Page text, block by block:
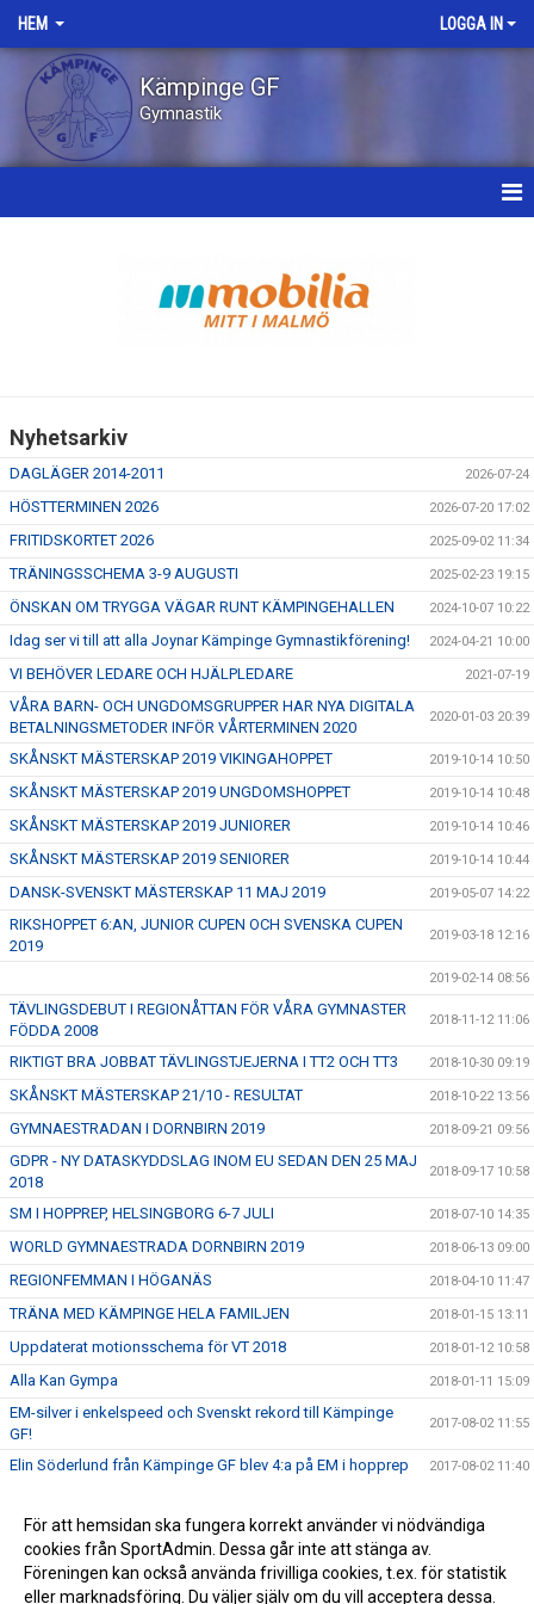
HEM LOGGA IN
Kämpinge GF
Gymnastik
KONTAKT
BILDGALLERI
KALENDER
AVGIFTER
DOKUMENT
ANMÄLAN
KÄMPINGESHOPPEN
Nyhetsarkiv
DAGLÄGER 2014-2011 2026-07-24
HÖSTTERMINEN 2026 2026-07-20 17:02
FRITIDSKORTET 2026 2025-09-02 11:34
TRÄNINGSSCHEMA 3-9 AUGUSTI 2025-02-23 19:15
ÖNSKAN OM TRYGGA VÄGAR RUNT KÄMPINGEHALLEN 2024-10-07 10:22
Idag ser vi till att alla Joynar Kämpinge Gymnastikförening! 2024-04-21 10:00
VI BEHÖVER LEDARE OCH HJÄLPLEDARE 2021-07-19
VÅRA BARN- OCH UNGDOMSGRUPPER HAR NYA DIGITALA
BETALNINGSMETODER INFÖR VÅRTERMINEN 2020
2020-01-03 20:39
SKÅNSKT MÄSTERSKAP 2019 VIKINGAHOPPET 2019-10-14 10:50
SKÅNSKT MÄSTERSKAP 2019 UNGDOMSHOPPET 2019-10-14 10:48
SKÅNSKT MÄSTERSKAP 2019 JUNIORER 2019-10-14 10:46
SKÅNSKT MÄSTERSKAP 2019 SENIORER 2019-10-14 10:44
DANSK-SVENSKT MÄSTERSKAP 11 MAJ 2019 2019-05-07 14:22
RIKSHOPPET 6:AN, JUNIOR CUPEN OCH SVENSKA CUPEN
2019
2019-03-18 12:16
2019-02-14 08:56
TÄVLINGSDEBUT I REGIONÅTTAN FÖR VÅRA GYMNASTER
FÖDDA 2008
2018-11-12 11:06
RIKTIGT BRA JOBBAT TÄVLINGSTJEJERNA I TT2 OCH TT3 2018-10-30 09:19
SKÅNSKT MÄSTERSKAP 21/10 - RESULTAT 2018-10-22 13:56
GYMNAESTRADAN I DORNBIRN 2019 2018-09-21 09:56
GDPR - NY DATASKYDDSLAG INOM EU SEDAN DEN 25 MAJ
2018
2018-09-17 10:58
SM I HOPPREP, HELSINGBORG 6-7 JULI 2018-07-10 14:35
WORLD GYMNAESTRADA DORNBIRN 2019 2018-06-13 09:00
REGIONFEMMAN I HÖGANÄS 2018-04-10 11:47
TRÄNA MED KÄMPINGE HELA FAMILJEN 2018-01-15 13:11
Uppdaterat motionsschema för VT 2018 2018-01-12 10:58
Alla Kan Gympa 2018-01-11 15:09
EM-silver i enkelspeed och Svenskt rekord till Kämpinge
GF!
2017-08-02 11:55
Elin Söderlund från Kämpinge GF blev 4:a på EM i hopprep 2017-08-02 11:40
TERMINSSTART HÖSTEN 2017 2017-07-23 11:02
KÄMPINGEKLÄDER, DRÄKTER OCH HOTPANTS 2015-10-07 10:54
För att hemsidan ska fungera korrekt använder vi nödvändiga
cookies från SportAdmin. Dessa går inte att stänga av.
Föreningen kan också använda frivilliga cookies, t.ex. för statistik
eller marknadsföring. Du väljer själv om du vill acceptera dessa.